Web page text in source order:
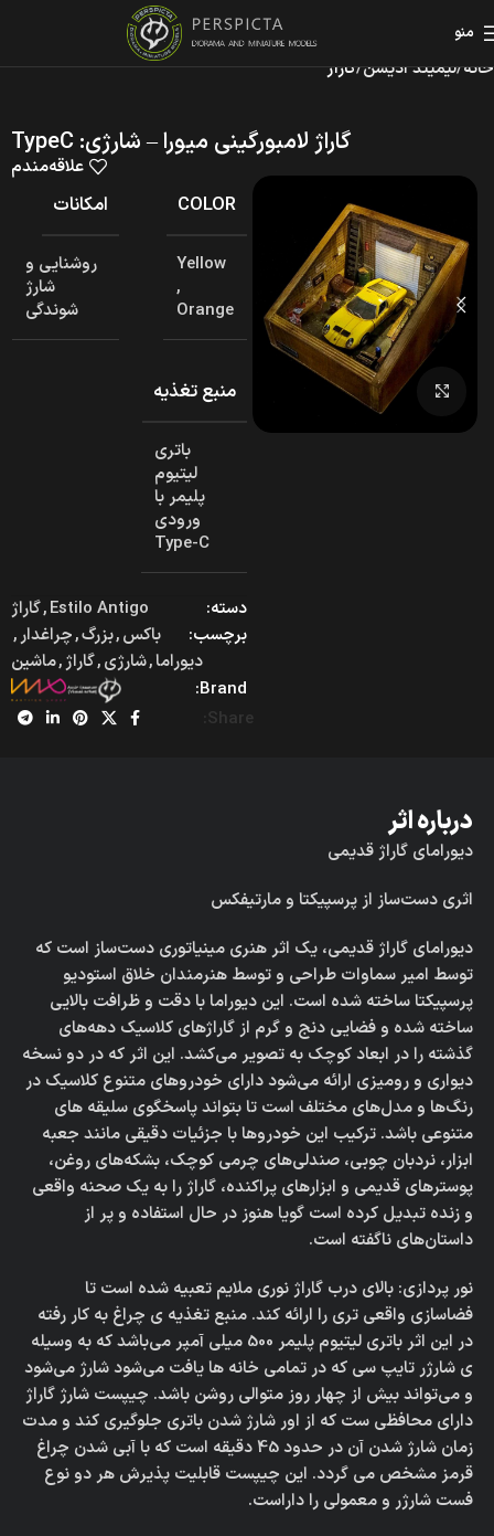
منو
خانه لیمیتد ادیشن گاراژ
گاراژ لامبورگینی میورا – شارژی: TypeC
علاقه‌مندم
برای بزرگنمایی کلیک کنید
COLOR
Yellow
,
Orange
امکانات
روشنایی و
شارژ
شوندگی
منبع تغذیه
باتری
لیتیوم
پلیمر با
ورودی
Type-C
دسته: Estilo Antigo
,گاراژ
برچسب:
باکس,بزرگ,چراغدار,
دیوراما,شارژی,گاراژ,ماشین
Brand:
Share:
درباره اثر
دیورامای گاراژ قدیمی
اثری دست‌ساز از پرسپیکتا و مارتیفکس
دیورامای گاراژ قدیمی، یک اثر هنری مینیاتوری دست‌ساز است که
توسط امیر سماوات طراحی و توسط هنرمندان خلاق استودیو
پرسپیکتا ساخته شده است. این دیوراما با دقت و ظرافت بالایی
ساخته شده و فضایی دنج و گرم از گاراژهای کلاسیک دهه‌های
گذشته را در ابعاد کوچک به تصویر می‌کشد. این اثر که در دو نسخه
دیواری و رومیزی ارائه می‌شود دارای خودروهای متنوع کلاسیک در
رنگ‌ها و مدل‌های مختلف است تا بتواند پاسخگوی سلیقه های
متنوعی باشد. ترکیب این خودروها با جزئیات دقیقی مانند جعبه
ابزار، نردبان چوبی، صندلی‌های چرمی کوچک، بشکه‌های روغن،
پوسترهای قدیمی و ابزارهای پراکنده، گاراژ را به یک صحنه واقعی
و زنده تبدیل کرده است گویا هنوز در حال استفاده و پر از
داستان‌های ناگفته است.
نور پردازی: بالای درب گاراژ نوری ملایم تعبیه شده است تا
فضاسازی واقعی تری را ارائه کند. منبع تغذیه ی چراغ به کار رفته
در این اثر باتری لیتیوم پلیمر 500 میلی آمپر می‌باشد که به وسیله
ی شارژر تایپ سی که در تمامی خانه ها یافت می‌شود شارژ می‌شود
و می‌تواند بیش از چهار روز متوالی روشن باشد. چیپست شارژ گاراژ
دارای محافظی ست که از اور شارژ شدن باتری جلوگیری کند و مدت
زمان شارژ شدن آن در حدود 45 دقیقه است که با آبی شدن چراغ
قرمز مشخص می گردد. این چیپست قابلیت پذیرش هر دو نوع
فست شارژر و معمولی را داراست.